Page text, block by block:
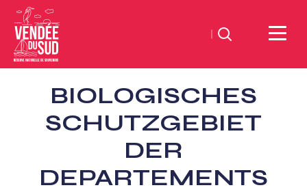
Sud
Vendée
TourismusSüd
Suchen
BIOLOGISCHES
SCHUTZGEBIET
DER
DEPARTEMENTS